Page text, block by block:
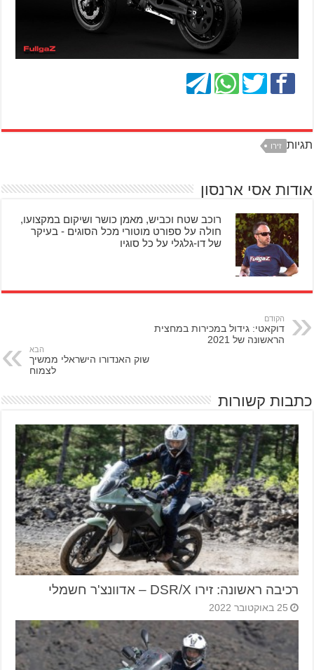
תגיות זירו
אודות אסי ארנסון
רוכב שטח וכביש, מאמן כושר ושיקום במקצועו,
חולה על ספורט מוטורי מכל הסוגים - בעיקר
של דו-גלגלי על כל סוגיו
הקודם
דוקאטי: גידול במכירות במחצית
הראשונה של 2021
הבא
שוק האנדורו הישראלי ממשיך
לצמוח
כתבות קשורות
רכיבה ראשונה: זירו DSR/X – אדוונצ'ר חשמלי
25 באוקטובר 2022